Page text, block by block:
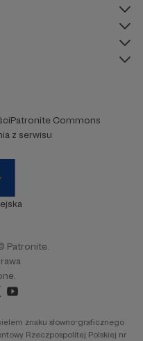
Patronite Commons
z serwisu
Patronite.
znaku słowno-graficznego
Rzeczpospolitej Polskiej nr